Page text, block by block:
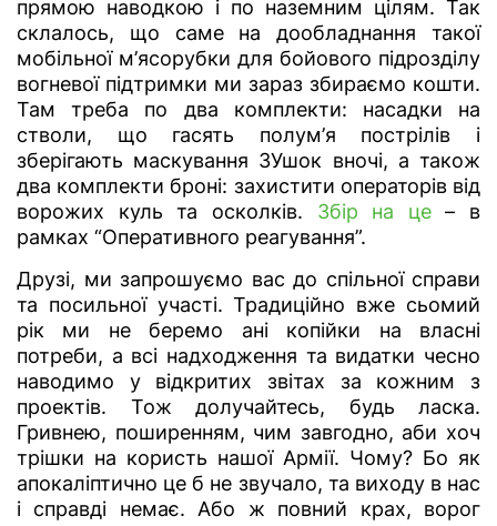
прямою наводкою і по наземним цілям. Так
склалось, що саме на дообладнання такої
мобільної м’ясорубки для бойового підрозділу
вогневої підтримки ми зараз збираємо кошти.
Там треба по два комплекти: насадки на
стволи, що гасять полум’я пострілів і
зберігають маскування ЗУшок вночі, а також
два комплекти броні: захистити операторів від
ворожих куль та осколків. Збір на це– в
рамках “Оперативного реагування”.
Друзі, ми запрошуємо вас до спільної справи
та посильної участі. Традиційно вже сьомий
рік ми не беремо ані копійки на власні
потреби, а всі надходження та видатки чесно
наводимо у відкритих звітах за кожним з
проектів. Тож долучайтесь, будь ласка.
Гривнею, поширенням, чим завгодно, аби хоч
трішки на користь нашої Армії. Чому? Бо як
апокаліптично це б не звучало, та виходу в нас
і справді немає. Або ж повний крах, ворог